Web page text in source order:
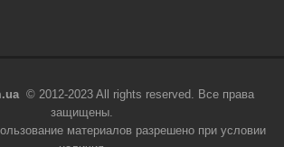
© 2012-2023 All rights reserved. Все права
защищены.
материалов разрешено при условии